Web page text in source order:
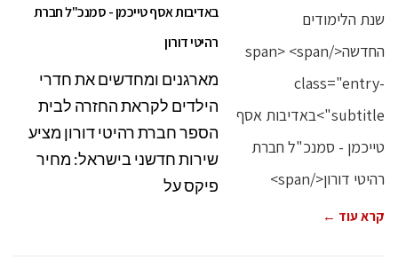
באדיבות אסף טייכמן - סמנכ"ל חברת
רהיטי דורון
מארגנים ומחדשים את חדרי
הילדים לקראת החזרה לבית
הספר חברת רהיטי דורון מציע
שירות חדשני בישראל: מחיר
פיקס על
קרא עוד ←